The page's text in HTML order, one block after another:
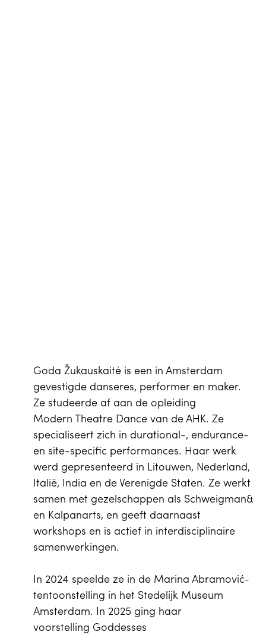
Goda Žukauskaitė is een in Amsterdam
gevestigde danseres, performer en maker.
Ze studeerde af aan de opleiding
Modern Theatre Dance van de AHK. Ze
specialiseert zich in durational-, endurance-
en site-specific performances. Haar werk
werd gepresenteerd in Litouwen, Nederland,
Italië, India en de Verenigde Staten. Ze werkt
samen met gezelschappen als Schweigman&
en Kalpanarts, en geeft daarnaast
workshops en is actief in interdisciplinaire
samenwerkingen.
In 2024 speelde ze in de Marina Abramović-
tentoonstelling in het Stedelijk Museum
Amsterdam. In 2025 ging haar
voorstelling Goddesses